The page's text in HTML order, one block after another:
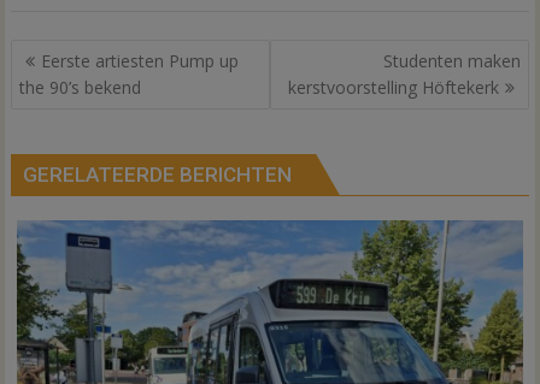
Bericht
navigatie
Eerste artiesten Pump up
the 90’s bekend
Studenten maken
kerstvoorstelling Höftekerk
GERELATEERDE BERICHTEN